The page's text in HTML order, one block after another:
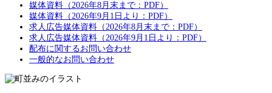
媒体資料（2026年8月末まで：PDF）
媒体資料（2026年9月1日より：PDF）
求人広告媒体資料（2026年8月末まで：PDF）
求人広告媒体資料（2026年9月1日より：PDF）
配布に関するお問い合わせ
一般的なお問い合わせ